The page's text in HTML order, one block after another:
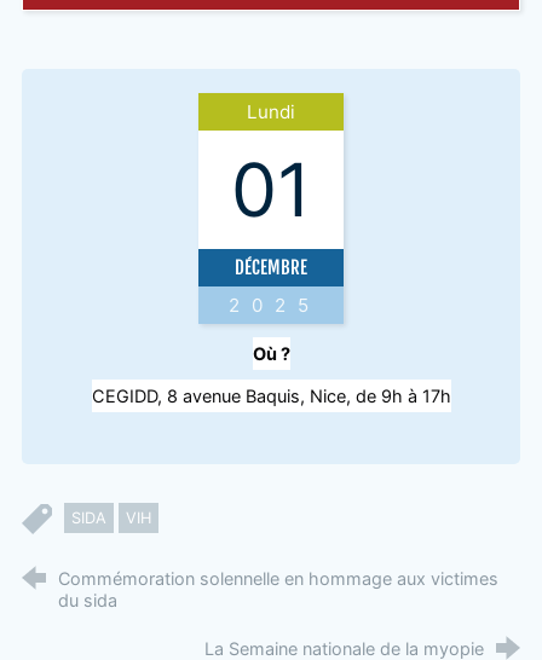
Lundi
01
DÉCEMBRE
2025
Où ?
CEGIDD, 8 avenue Baquis, Nice, de 9h à 17h
SIDA VIH
Commémoration solennelle en hommage aux victimes
du sida
La Semaine nationale de la myopie